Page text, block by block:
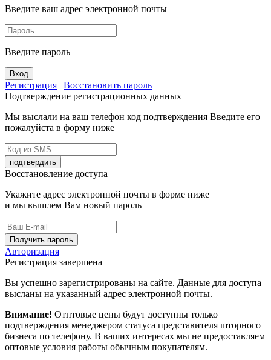
Введите ваш адрес электронной почты
Введите пароль
Вход
Регистрация | Восстановить пароль
Подтверждение регистрационных данных
Мы выслали на ваш телефон код подтверждения Введите его
пожалуйста в форму ниже
подтвердить
Восстановление доступа
Укажите адрес электронной почты в форме ниже
и мы вышлем Вам новый пароль
Получить пароль
Авторизация
Регистрация завершена
Вы успешно зарегистрированы на сайте. Данные для доступа
высланы на указанный адрес электронной почты.
Внимание! Отптовые цены будут доступны только
подтверждения менеджером статуса представителя шторного
бизнеса по телефону. В ваших интересах мы не предоставляем
оптовые условия работы обычным покупателям.